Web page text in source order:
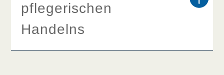
pflegerischen
Handelns